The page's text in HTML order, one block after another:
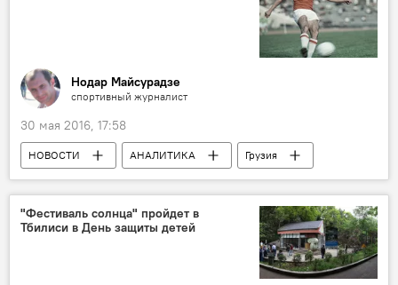
Нодар Майсурадзе
спортивный журналист
30 мая 2016, 17:58
НОВОСТИ АНАЛИТИКА
Грузия
СПОРТ
Обзоры
"Фестиваль солнца" пройдет в
Тбилиси в День защиты детей